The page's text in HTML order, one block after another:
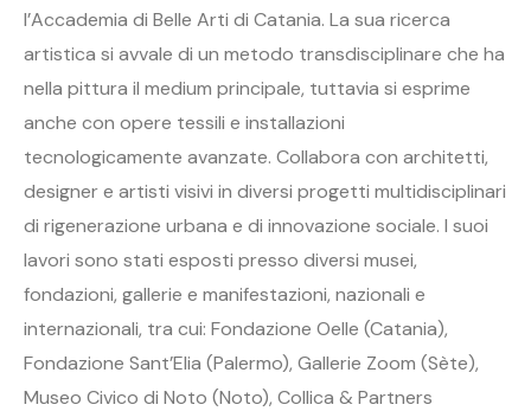
l’Accademia di Belle Arti di Catania. La sua ricerca
artistica si avvale di un metodo transdisciplinare che ha
nella pittura il medium principale, tuttavia si esprime
anche con opere tessili e installazioni
tecnologicamente avanzate. Collabora con architetti,
designer e artisti visivi in diversi progetti multidisciplinari
di rigenerazione urbana e di innovazione sociale. I suoi
lavori sono stati esposti presso diversi musei,
fondazioni, gallerie e manifestazioni, nazionali e
internazionali, tra cui: Fondazione Oelle (Catania),
Fondazione Sant’Elia (Palermo), Gallerie Zoom (Sète),
Museo Civico di Noto (Noto), Collica & Partners